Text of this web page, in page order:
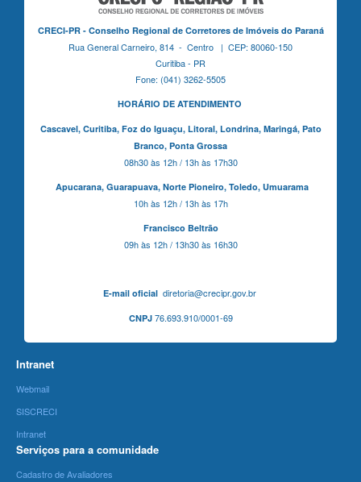
CRECI-PR - Conselho Regional de Corretores de Imóveis do Paraná
Rua General Carneiro, 814 - Centro | CEP: 80060-150
Curitiba - PR
Fone: (041) 3262-5505
HORÁRIO DE ATENDIMENTO
Cascavel, Curitiba,Foz do Iguaçu, Litoral, Londrina, Maringá, Pato
Branco, Ponta Grossa
08h30 às 12h / 13h às 17h30
Apucarana, Guarapuava, Norte Pioneiro, Toledo, Umuarama
10h às 12h / 13h às 17h
Francisco Beltrão
09h às 12h / 13h30 às 16h30
E-mail oficialdiretoria@crecipr.gov.br
CNPJ76.693.910/0001-69
Intranet
Webmail
SISCRECI
Intranet
Serviços para a comunidade
Cadastro de Avaliadores